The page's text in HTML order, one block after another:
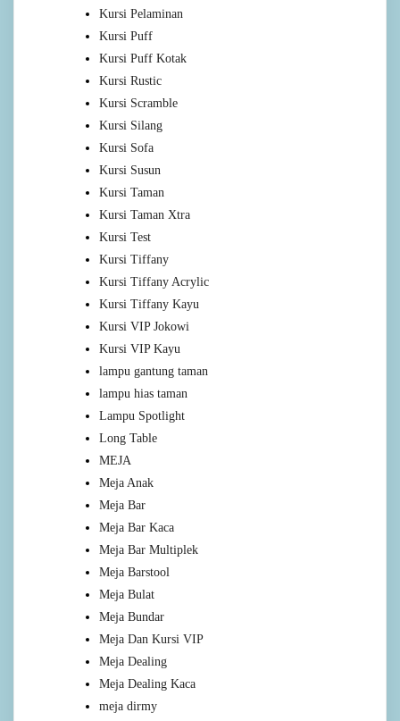
Kursi Pelaminan
Kursi Puff
Kursi Puff Kotak
Kursi Rustic
Kursi Scramble
Kursi Silang
Kursi Sofa
Kursi Susun
Kursi Taman
Kursi Taman Xtra
Kursi Test
Kursi Tiffany
Kursi Tiffany Acrylic
Kursi Tiffany Kayu
Kursi VIP Jokowi
Kursi VIP Kayu
lampu gantung taman
lampu hias taman
Lampu Spotlight
Long Table
MEJA
Meja Anak
Meja Bar
Meja Bar Kaca
Meja Bar Multiplek
Meja Barstool
Meja Bulat
Meja Bundar
Meja Dan Kursi VIP
Meja Dealing
Meja Dealing Kaca
meja dirmy